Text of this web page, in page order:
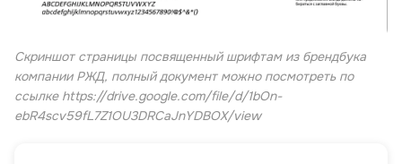
Скриншот страницы посвященный шрифтам из брендбука
компании РЖД, полный документ можно посмотреть по
ссылке https://drive.google.com/file/d/1bOn-
ebR4scv59fL7Z1OU3DRCaJnYDBOX/view